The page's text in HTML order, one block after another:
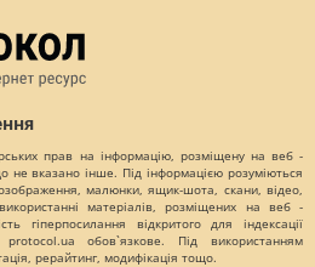
прав на інформацію, розміщену на веб -
не вказано інше. Під інформацією розуміються
малюнки, ящик-шота, скани, відео,
матеріалів, розміщених на веб -
гіперпосилання відкритого для індексації
обов`язкове. Під використанням
рерайтинг, модифікація тощо.